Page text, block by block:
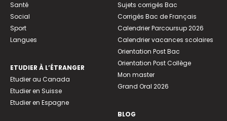
Santé
Social
Sport
Langues
ETUDIER À L’ÉTRANGER
Etudier au Canada
Etudier en Suisse
Etudier en Espagne
Sujets corrigés Bac
Corrigés Bac de Français
Calendrier Parcoursup 2026
Calendrier vacances scolaires
Orientation Post Bac
Orientation Post Collège
Mon master
Grand Oral 2026
BLOG